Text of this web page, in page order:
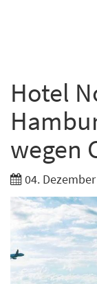
Hotel
wegen
04.
E-Mail *
Branche
Ich möchte